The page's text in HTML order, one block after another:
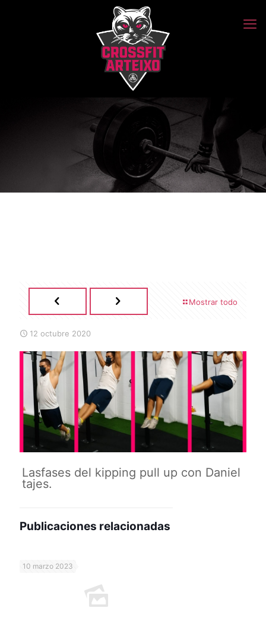
Mostrar todo
12 octubre 2020
Lasfases del kipping pull up con Daniel
tajes.
Publicaciones relacionadas
10 marzo 2023